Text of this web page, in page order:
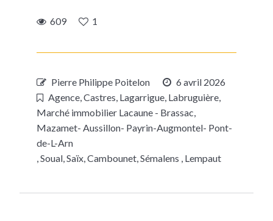
609 1
Pierre Philippe Poitelon
6 avril 2026
Agence Castres, Lagarrigue Labruguière
Marché immobilier Lacaune - Brassac
Mazamet- Aussillon- Payrin-Augmontel- Pont-
de-L-Arn
Soual, Saïx, Cambounet, Sémalens , Lempaut